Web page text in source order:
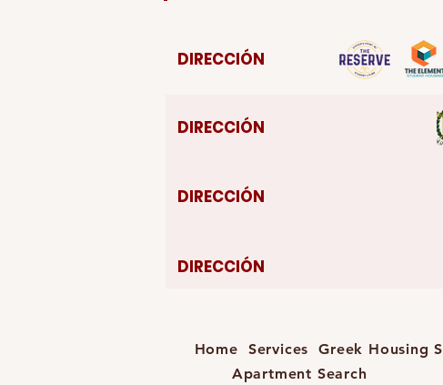
DIRECCIÓN
DIRECCIÓN
DIRECCIÓN
DIRECCIÓN
Home Services Greek Housing
Apartment Search